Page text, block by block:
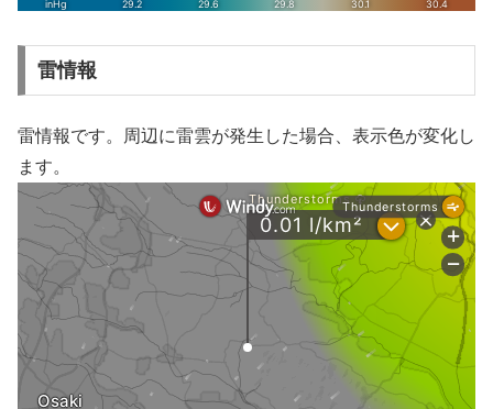
雷情報
雷情報です。周辺に雷雲が発生した場合、表示色が変化し
ます。